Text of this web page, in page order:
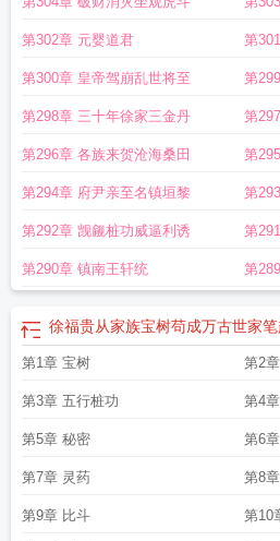
第302章 元婴道君 第
第300章 皇帝驾崩乱世将至 第
第298章 三十年徐家三金丹 第
第296章 各族来贺沧海桑田 第
第294章 府尹亲至名镇垣黎 第
第292章 觊觎桩功威逼利诱 第
第290章 镇南王轩统 第
徐福贵从家族宝树苟成万古世家
第1章 宝树 第2
第3章 五行桩功 第4
第5章 秘密 第6
第7章 灵药 第8
第9章 比斗 第10